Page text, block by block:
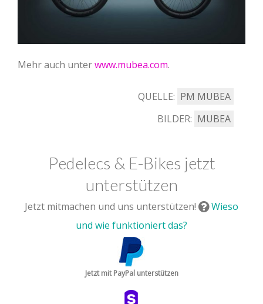
Mehr auch unterwww.mubea.com.
QUELLE: PM MUBEA
BILDER: MUBEA
Pedelecs & E-Bikes jetzt
unterstützen
Jetzt mitmachen und uns unterstützen!
Wieso
und wie funktioniert das?
Jetzt mit PayPal unterstützen